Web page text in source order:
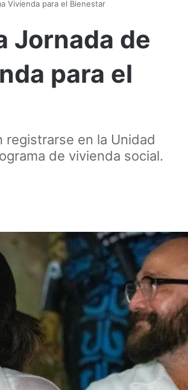
Vivienda para el Bienestar
Jornada de
para el
registrarse en la Unidad
de vivienda social.